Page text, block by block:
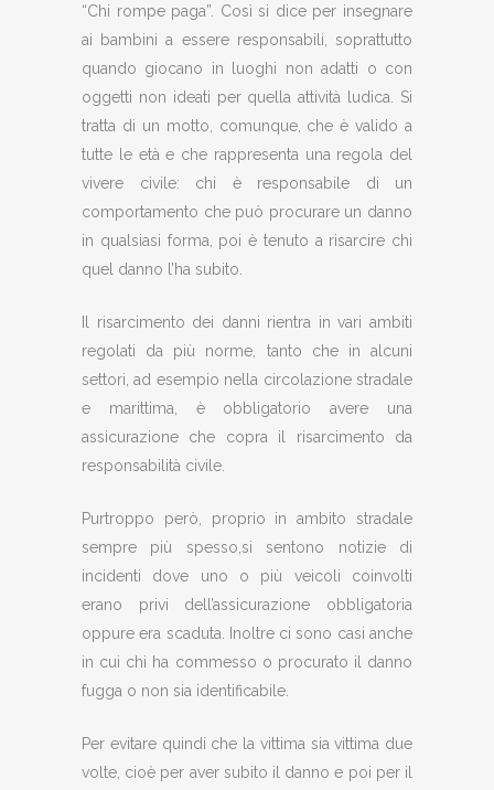
“Chi rompe paga”. Così si dice per insegnare
ai bambini a essere responsabili, soprattutto
quando giocano in luoghi non adatti o con
oggetti non ideati per quella attività ludica. Si
tratta di un motto, comunque, che è valido a
tutte le età e che rappresenta una regola del
vivere civile: chi è responsabile di un
comportamento che può procurare un danno
in qualsiasi forma, poi è tenuto a risarcire chi
quel danno l’ha subito.
Il risarcimento dei danni rientra in vari ambiti
regolati da più norme, tanto che in alcuni
settori, ad esempio nella circolazione stradale
e marittima, è obbligatorio avere una
assicurazione che copra il risarcimento da
responsabilità civile.
Purtroppo però, proprio in ambito stradale
sempre più spesso,si sentono notizie di
incidenti dove uno o più veicoli coinvolti
erano privi dell’assicurazione obbligatoria
oppure era scaduta. Inoltre ci sono casi anche
in cui chi ha commesso o procurato il danno
fugga o non sia identificabile.
Per evitare quindi che la vittima sia vittima due
volte, cioè per aver subito il danno e poi per il